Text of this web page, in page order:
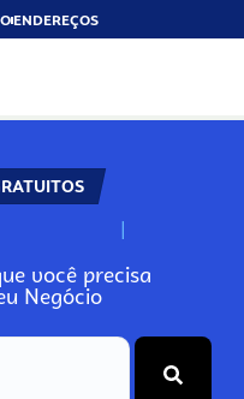
ENDEREÇOS
N
você precisa
Negócio